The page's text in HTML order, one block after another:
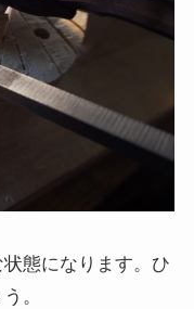
態になります。ひ
。